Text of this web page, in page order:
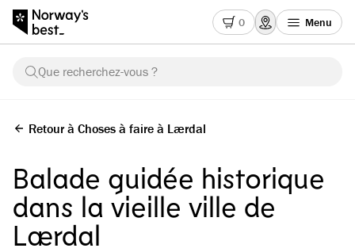
0 Menu
Que recherchez-vous ?
Retour à Choses à faire à Lærdal
Balade guidée historique
dans la vieille ville de
Lærdal